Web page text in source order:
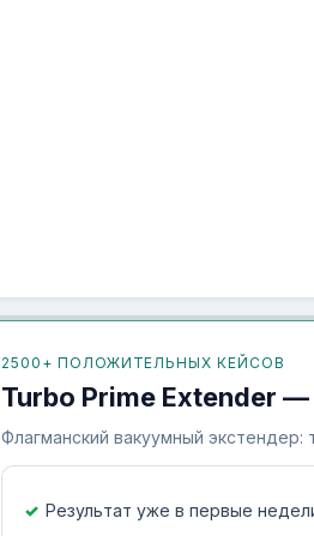
2500+ ПОЛОЖИТЕЛЬНЫХ КЕЙСОВ
Turbo Prime Extender —
Флагманский вакуумный
Результат уже в первые